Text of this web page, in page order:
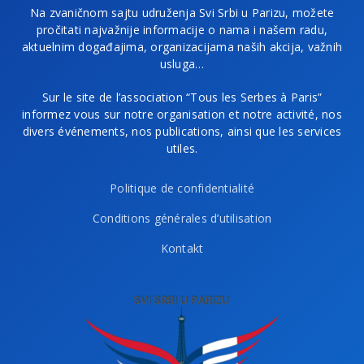
Na zvaničnom sajtu udruženja Svi Srbi u Parizu, možete
pročitati najvažnije informacije o nama i našem radu,
aktuelnim događajima, organizacijama naših akcija, važnih
usluga…
Sur le site de l’association “Tous les Serbes à Paris”
informez vous sur notre organisation et notre activité, nos
divers événements, nos publications, ainsi que les services
utiles.
Politique de confidentialité
Conditions générales d’utilisation
Kontakt